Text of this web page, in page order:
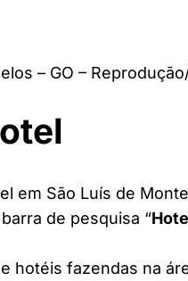
– GO –
em São Luís de
de pesquisa “
hotéis fazendas na